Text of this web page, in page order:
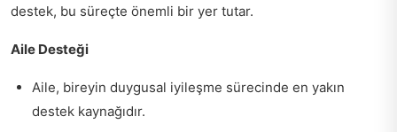
destek, bu süreçte önemli bir yer tutar.
Aile Desteği
Aile, bireyin duygusal iyileşme sürecinde en yakın
destek kaynağıdır.